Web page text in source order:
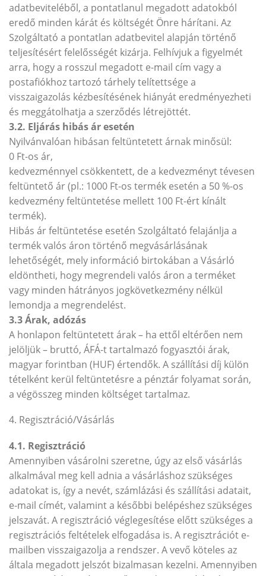
adatbeviteléből, a pontatlanul megadott adatokból
eredő minden kárát és költségét Önre hárítani. Az
Szolgáltató a pontatlan adatbevitel alapján történő
teljesítésért felelősségét kizárja. Felhívjuk a figyelmét
arra, hogy a rosszul megadott e-mail cím vagy a
postafiókhoz tartozó tárhely telítettsége a
visszaigazolás kézbesítésének hiányát eredményezheti
és meggátolhatja a szerződés létrejöttét.
3.2. Eljárás hibás ár esetén
Nyilvánvalóan hibásan feltüntetett árnak minősül:
0 Ft-os ár,
kedvezménnyel csökkentett, de a kedvezményt tévesen
feltüntető ár (pl.: 1000 Ft-os termék esetén a 50 %-os
kedvezmény feltüntetése mellett 100 Ft-ért kínált
termék).
Hibás ár feltüntetése esetén Szolgáltató felajánlja a
termék valós áron történő megvásárlásának
lehetőségét, mely információ birtokában a Vásárló
eldöntheti, hogy megrendeli valós áron a terméket
vagy minden hátrányos jogkövetkezmény nélkül
lemondja a megrendelést.
3.3 Árak, adózás
A honlapon feltüntetett árak – ha ettől eltérően nem
jelöljük – bruttó, ÁFÁ-t tartalmazó fogyasztói árak,
magyar forintban (HUF) értendők. A szállítási díj külön
tételként kerül feltüntetésre a pénztár folyamat során,
a végösszeg minden költséget tartalmaz.
4. Regisztráció/Vásárlás
4.1. Regisztráció
Amennyiben vásárolni szeretne, úgy az első vásárlás
alkalmával meg kell adnia a vásárláshoz szükséges
adatokat is, így a nevét, számlázási és szállítási adatait,
e-mail címét, valamint a későbbi belépéshez szükséges
jelszavát. A regisztráció véglegesítése előtt szükséges a
regisztrációs feltételek elfogadása is. A regisztrációt e-
mailben visszaigazolja a rendszer. A vevő köteles az
általa megadott jelszót bizalmasan kezelni. Amennyiben